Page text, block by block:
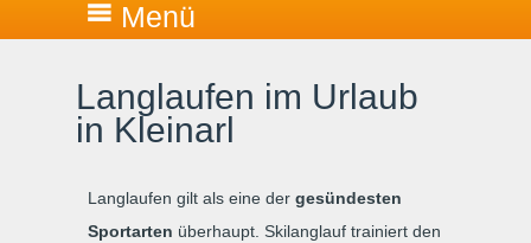
Menü
Langlaufen im Urlaub
in Kleinarl
Langlaufen gilt als eine der gesündesten
Sportarten überhaupt. Skilanglauf trainiert den